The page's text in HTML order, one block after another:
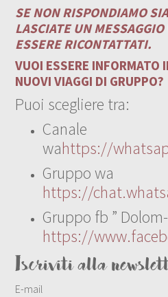
SE NON RISPONDIAMO
LASCIATE UN
ESSERE RICONTATTATI.
VUOI ESSERE INFORMATO
NUOVI VIAGGI DI GRUPPO?
Puoi scegliere tra:
Canale
wahttps://
Gruppo wa
https://
Gruppo fb ”
https://
Iscriviti alla
E-mail